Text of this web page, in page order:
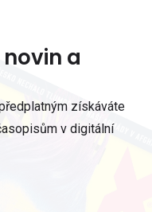
a
získáváte
v digitální